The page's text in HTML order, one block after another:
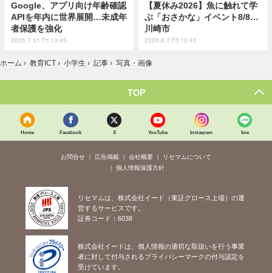
Google、アプリ向け年齢確認
APIを年内に世界展開…未成年
者保護を強化
2026.7.31 Fri 13:45
【夏休み2026】魚に触れて学
ぶ「おさかな」イベント8/8…
川崎市
2026.8.7 Fri 10:45
ホーム › 教育ICT › 小学生 › 記事 › 写真・画像
TOP
Home Facebook X YouTube Instagram line
お問合せ 広告掲載 会社概要
リセマムについて
個人情報保護方針
リセマムは、株式会社イード（東証グロース上場）の運
営するサービスです。
証券コード：6038
株式会社イードは、個人情報の適切な取扱いを行う事業
者に対して付与されるプライバシーマークの付与認定を
受けています。